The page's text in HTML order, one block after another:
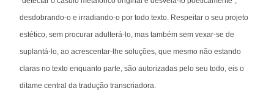
desdobrando-o e irradiando-o por todo texto. Respeitar o seu projeto
estético, sem procurar adulterá-lo, mas também sem vexar-se de
suplantá-lo, ao acrescentar-lhe soluções, que mesmo não estando
claras no texto enquanto parte, são autorizadas pelo seu todo, eis o
ditame central da tradução transcriadora.